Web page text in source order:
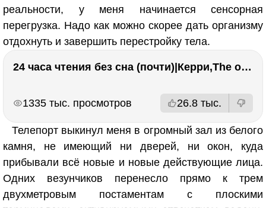
реальности, у меня начинается сенсорная
перегрузка. Надо как можно скорее дать организму
отдохнуть и завершить перестройку тела.
24 часа чтения без сна (почти)|Керри,The one единственный, Адвокат дьявола
1335 тыс. просмотров 26.8 тыс.
Телепорт выкинул меня в огромный зал из белого
камня, не имеющий ни дверей, ни окон, куда
прибывали всё новые и новые действующие лица.
Одних везунчиков перенесло прямо к трем
двухметровым постаментам с плоскими